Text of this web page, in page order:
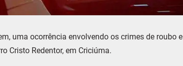
uma ocorrência envolvendo os crimes de roubo e
Cristo Redentor, em Criciúma.